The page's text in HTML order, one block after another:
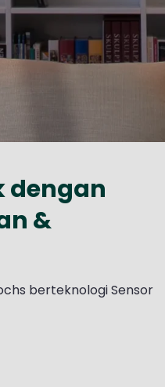
dengan
&
berteknologi Sensor